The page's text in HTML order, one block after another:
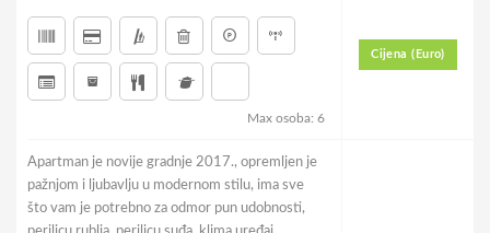
Max osoba: 6
Cijena (Euro)
Apartman je novije gradnje 2017., opremljen je
pažnjom i ljubavlju u modernom stilu, ima sve
što vam je potrebno za odmor pun udobnosti,